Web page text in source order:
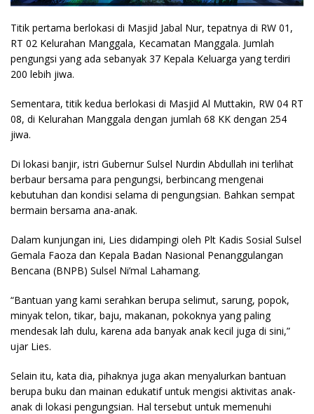
Titik pertama berlokasi di Masjid Jabal Nur, tepatnya di RW 01,
RT 02 Kelurahan Manggala, Kecamatan Manggala. Jumlah
pengungsi yang ada sebanyak 37 Kepala Keluarga yang terdiri
200 lebih jiwa.
Sementara, titik kedua berlokasi di Masjid Al Muttakin, RW 04 RT
08, di Kelurahan Manggala dengan jumlah 68 KK dengan 254
jiwa.
Di lokasi banjir, istri Gubernur Sulsel Nurdin Abdullah ini terlihat
berbaur bersama para pengungsi, berbincang mengenai
kebutuhan dan kondisi selama di pengungsian. Bahkan sempat
bermain bersama ana-anak.
Dalam kunjungan ini, Lies didampingi oleh Plt Kadis Sosial Sulsel
Gemala Faoza dan Kepala Badan Nasional Penanggulangan
Bencana (BNPB) Sulsel Ni’mal Lahamang.
“Bantuan yang kami serahkan berupa selimut, sarung, popok,
minyak telon, tikar, baju, makanan, pokoknya yang paling
mendesak lah dulu, karena ada banyak anak kecil juga di sini,”
ujar Lies.
Selain itu, kata dia, pihaknya juga akan menyalurkan bantuan
berupa buku dan mainan edukatif untuk mengisi aktivitas anak-
anak di lokasi pengungsian. Hal tersebut untuk memenuhi